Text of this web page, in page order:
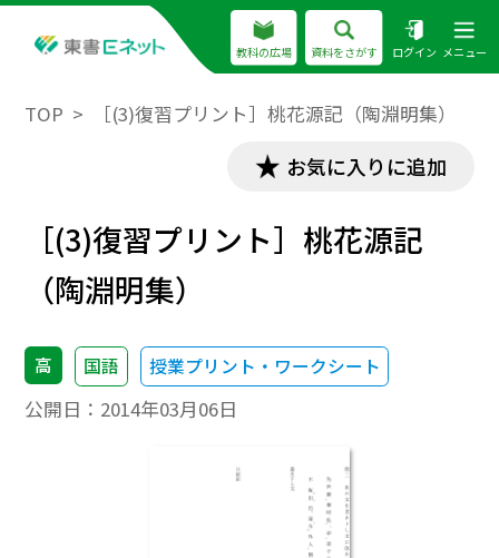
教科の広場 資料をさがす ログイン メニュー
TOP ［(3)復習プリント］桃花源記（陶淵明集）
お気に入りに追加
［(3)復習プリント］桃花源記
（陶淵明集）
高 国語 授業プリント・ワークシート
公開日： 2014年03月06日